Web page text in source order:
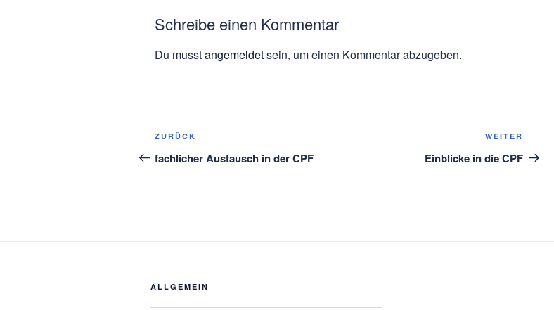
Schreibe einen Kommentar
Du musstangemeldetsein, um einen Kommentar abzugeben.
Beitragsnavigation
Vorheriger
Beitrag
ZURÜCK
fachlicher Austausch in der CPF
Beitrag
WEITER
Einblicke in die CPF
ALLGEMEIN